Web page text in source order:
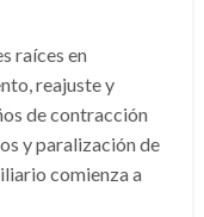
raíces en
reajuste y
de contracción
y paralización de
comienza a